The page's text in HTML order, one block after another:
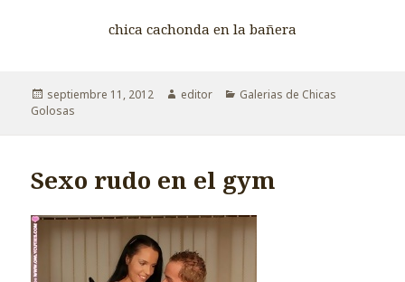
chica cachonda en la bañera
Publicado
el
septiembre 11, 2012 Autor
editor Categorías
Galerias de Chicas
Golosas
Sexo rudo en el gym